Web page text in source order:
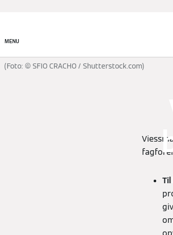
MENU
(Foto: © SFIO CRACHO / Shutterstock.com)